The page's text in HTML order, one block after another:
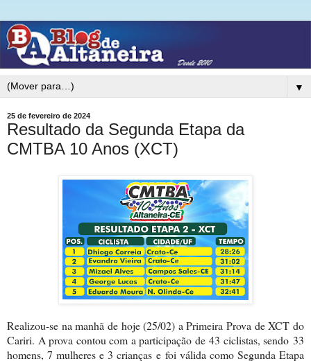
▼
25 de fevereiro de 2024
Resultado da Segunda Etapa da
CMTBA 10 Anos (XCT)
Realizou-se na manhã de hoje (25/02) a Primeira Prova de XCT do
Cariri. A prova contou com a participação de43 ciclistas, sendo 33
homens, 7 mulheres e 3 crianças e foi válida como Segunda Etapa